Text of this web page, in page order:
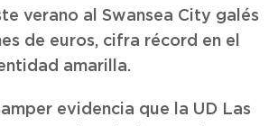
verano al Swansea City galés
de euros, cifra récord en el
amarilla.
evidencia que la UD Las